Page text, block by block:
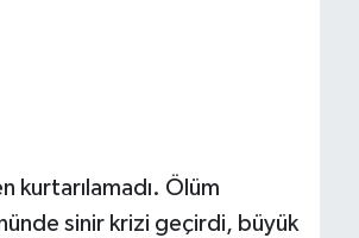
kurtarılamadı. Ölüm
sinir krizi geçirdi, büyük